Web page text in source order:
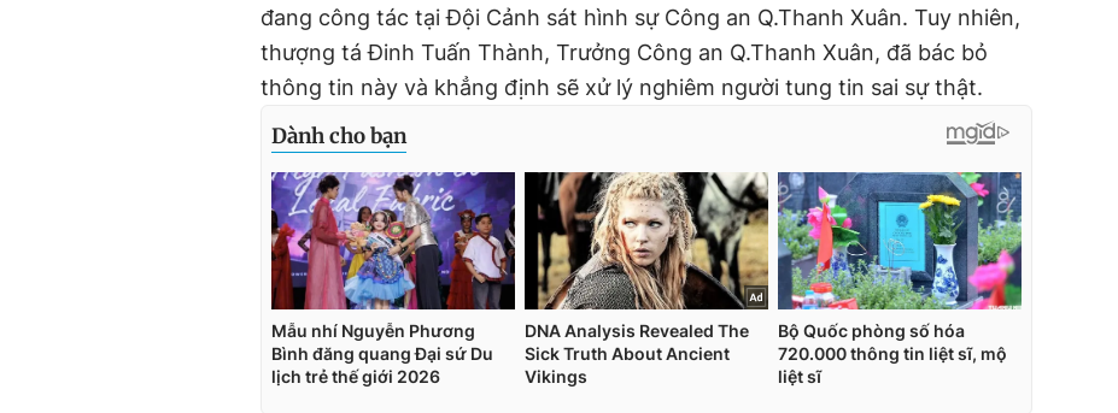
đang công tác tại Đội Cảnh sát hình sự Công an Q.Thanh Xuân. Tuy nhiên,
thượng tá Đinh Tuấn Thành, Trưởng Công an Q.Thanh Xuân, đã bác bỏ
thông tin này và khẳng định sẽ xử lý nghiêm người tung tin sai sự thật.